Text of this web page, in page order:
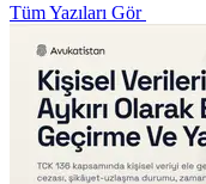
Tüm Yazıları Gör